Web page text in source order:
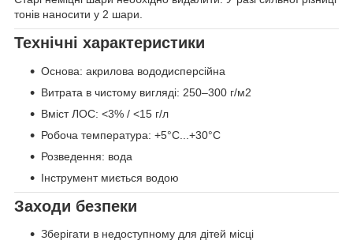
тонів наносити у 2 шари.
Технічні характеристики
Основа: акрилова вододисперсійна
Витрата в чистому вигляді: 250–300 г/м2
Вміст ЛОС: <3% / <15 г/л
Робоча температура: +5°C...+30°C
Розведення: вода
Інструмент миється водою
Заходи безпеки
Зберігати в недоступному для дітей місці